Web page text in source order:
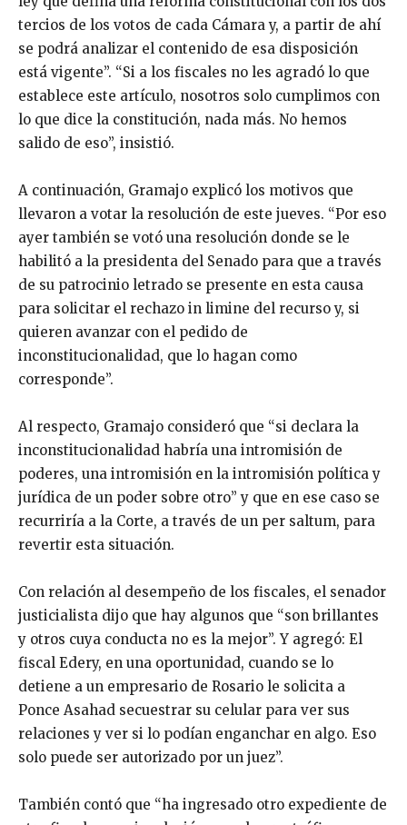
tercios de los votos de cada Cámara y, a partir de ahí
se podrá analizar el contenido de esa disposición
está vigente”. “Si a los fiscales no les agradó lo que
establece este artículo, nosotros solo cumplimos con
lo que dice la constitución, nada más. No hemos
salido de eso”, insistió.
A continuación, Gramajo explicó los motivos que
llevaron a votar la resolución de este jueves. “Por eso
ayer también se votó una resolución donde se le
habilitó a la presidenta del Senado para que a través
de su patrocinio letrado se presente en esta causa
para solicitar el rechazo in limine del recurso y, si
quieren avanzar con el pedido de
inconstitucionalidad, que lo hagan como
corresponde”.
Al respecto, Gramajo consideró que “si declara la
inconstitucionalidad habría una intromisión de
poderes, una intromisión en la intromisión política y
jurídica de un poder sobre otro” y que en ese caso se
recurriría a la Corte, a través de un per saltum, para
revertir esta situación.
Con relación al desempeño de los fiscales, el senador
justicialista dijo que hay algunos que “son brillantes
y otros cuya conducta no es la mejor”. Y agregó: El
fiscal Edery, en una oportunidad, cuando se lo
detiene a un empresario de Rosario le solicita a
Ponce Asahad secuestrar su celular para ver sus
relaciones y ver si lo podían enganchar en algo. Eso
solo puede ser autorizado por un juez”.
También contó que “ha ingresado otro expediente de